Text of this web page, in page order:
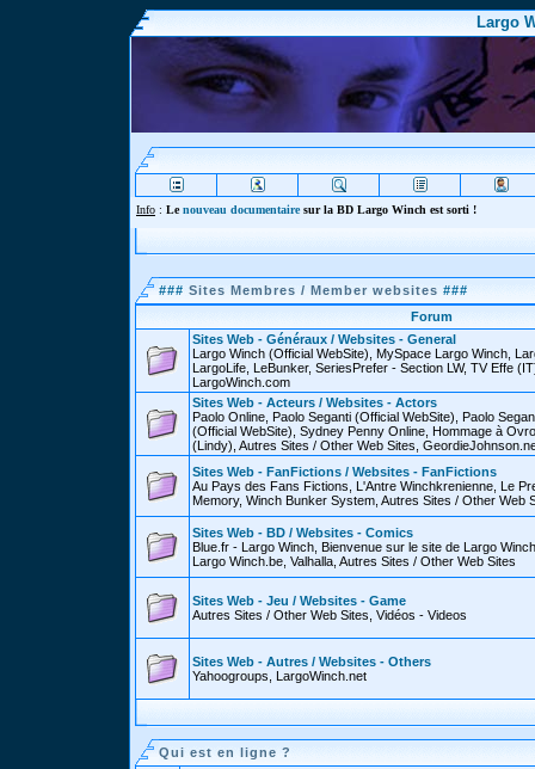
Largo
Info : Lenouveau documentairesur la BD Largo Winch est sorti !
### Sites Membres / Member websites ###
Forum
Sites Web - Généraux / Websites - General
Largo Winch (Official WebSite), MySpace Largo Winch,
LargoLife, LeBunker, SeriesPrefer - Section LW, TV Effe
LargoWinch.com
Sites Web - Acteurs / Websites - Actors
Paolo Online, Paolo Seganti (Official WebSite), Paolo
(Official WebSite), Sydney Penny Online, Hommage à
(Lindy), Autres Sites / Other Web Sites,
Sites Web - FanFictions / Websites - FanFictions
Au Pays des Fans Fictions, L'Antre Winchkrenienne, Le
Memory, Winch Bunker System, Autres Sites / Other Web
Sites Web - BD / Websites - Comics
Blue.fr - Largo Winch, Bienvenue sur le site de Largo
Largo Winch.be, Valhalla, Autres Sites / Other Web Sites
Sites Web - Jeu / Websites - Game
Autres Sites / Other Web Sites, Vidéos - Videos
Sites Web - Autres / Websites - Others
Yahoogroups, LargoWinch.net
Qui est en ligne ?